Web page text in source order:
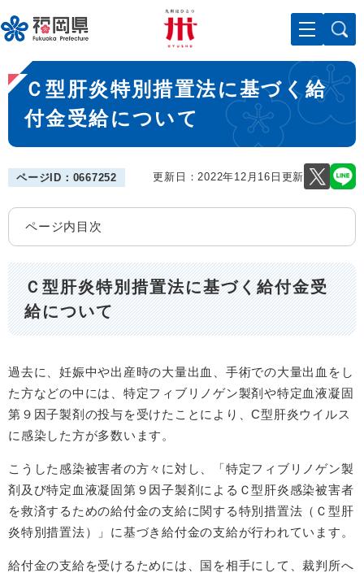
ー
ジ
先
頭
。
メニューを飛ばして本文へ
本
文
Ｃ型肝炎特別措置法に基づく給
付金受給について
ページID：0667252 更新日：2022年12月16日更新
ページ内目次
Ｃ型肝炎特別措置法に基づく給付金受
給について
過去に、妊娠中や出産時の大量出血、手術での大量出血をし
た方などの中には、特定フィブリノゲン製剤や特定血液凝固
第９因子製剤の投与を受けたことにより、C型肝炎ウイルス
に感染した方が多数います。
こうした感染被害者の方々に対し、「特定フィブリノゲン製
剤及び特定血液凝固第９因子製剤によるＣ型肝炎感染被害者
を救済するための給付金の支給に関する特別措置法（Ｃ型肝
炎特別措置法）」に基づき給付金の支給が行われています。
給付金の支給を受けるためには、国を相手にして、裁判所へ